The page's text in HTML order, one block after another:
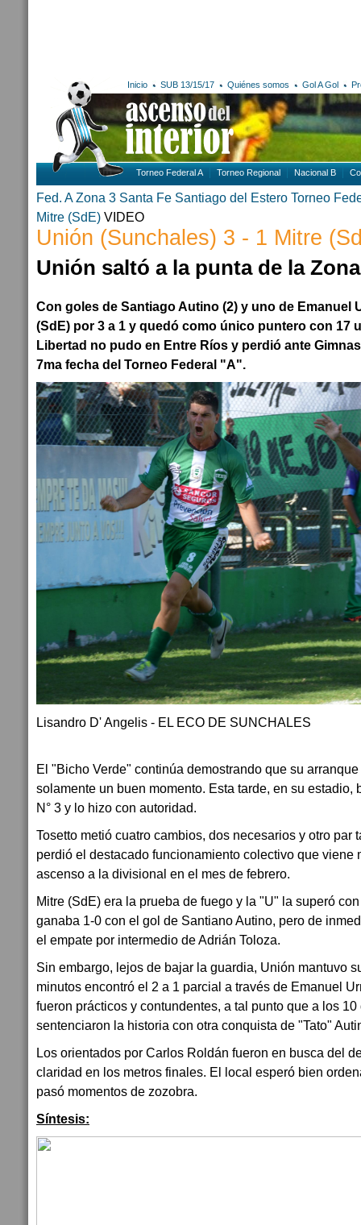
Inicio SUB 13/15/17 Quiénes somos Gol A Gol
Torneo Federal A Torneo Regional Nacional B
Fed. A Zona 3 Santa Fe Santiago del Estero Torneo
Mitre (SdE) VIDEO
Unión (Sunchales) 3 - 1 Mitre
Unión saltó a la punta de la Zona
Con goles de Santiago Autino (2) y uno de Emanuel
(SdE) por 3 a 1 y quedó como único puntero con 17
Libertad no pudo en Entre Ríos y perdió ante
7ma fecha del Torneo Federal "A".
Lisandro D' Angelis - EL ECO DE SUNCHALES
El "Bicho Verde" continúa demostrando que su
solamente un buen momento. Esta tarde, en su estadio,
N° 3 y lo hizo con autoridad.
Tosetto metió cuatro cambios, dos necesarios y otro par
perdió el destacado funcionamiento colectivo que viene
ascenso a la divisional en el mes de febrero.
Mitre (SdE) era la prueba de fuego y la "U" la superó
ganaba 1-0 con el gol de Santiano Autino, pero de
el empate por intermedio de Adrián Toloza.
Sin embargo, lejos de bajar la guardia, Unión mantuvo
minutos encontró el 2 a 1 parcial a través de Emanuel
fueron prácticos y contundentes, a tal punto que a los
sentenciaron la historia con otra conquista de "Tato"
Los orientados por Carlos Roldán fueron en busca del
claridad en los metros finales. El local esperó bien
pasó momentos de zozobra.
Síntesis: